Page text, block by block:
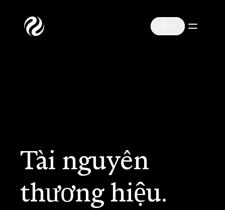
Tài nguyên
thương hiệu.